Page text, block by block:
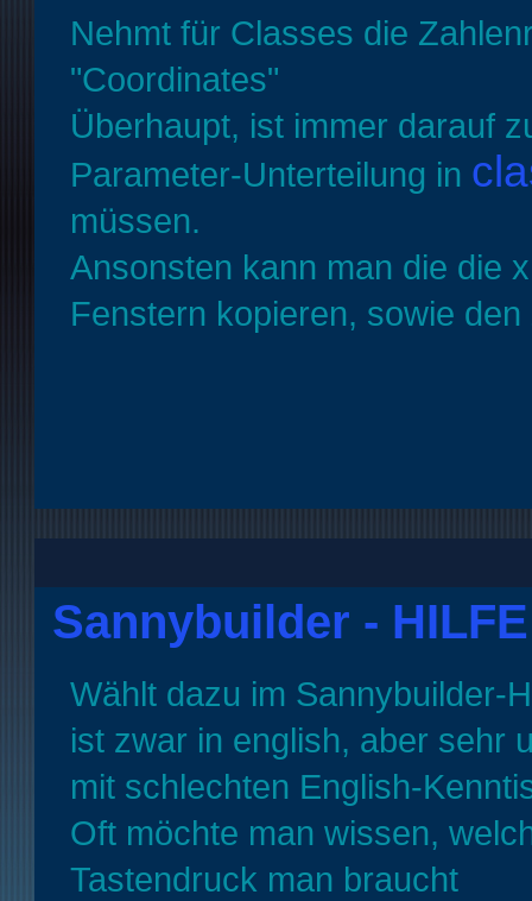
Nehmt für Classes die
"Coordinates"
Überhaupt, ist immer darauf
Parameter-Unterteilung in
müssen.
Ansonsten kann man die die
Fenstern kopieren, sowie
Sannybuilder - HILFE
Wählt dazu im Sannybuilder-
ist zwar in english, aber sehr
mit schlechten English-
Oft möchte man wissen,
Tastendruck man braucht